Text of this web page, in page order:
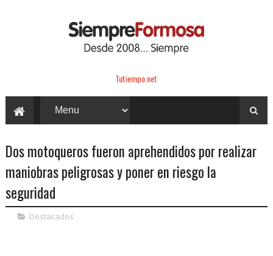
Tutiempo.net
Dos motoqueros fueron aprehendidos por realizar
maniobras peligrosas y poner en riesgo la
seguridad
Destacados